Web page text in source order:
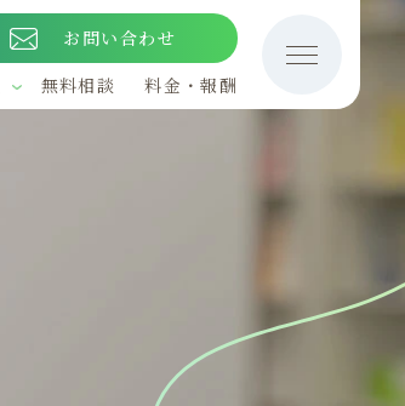
お問い合わせ
無料相談 料金・報酬